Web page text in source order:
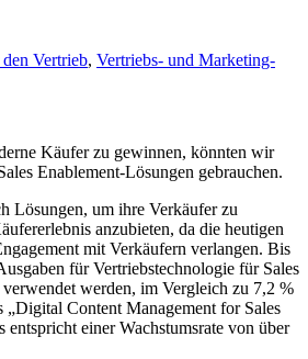
Vertrieb, Vertriebs- und Marketing-
Käufer zu gewinnen, könnten wir
Enablement-Lösungen gebrauchen.
Lösungen, um ihre Verkäufer zu
anzubieten, da die heutigen
mit Verkäufern verlangen. Bis
für Vertriebstechnologie für Sales
werden, im Vergleich zu 7,2 %
„Digital Content Management for Sales
einer Wachstumsrate von über